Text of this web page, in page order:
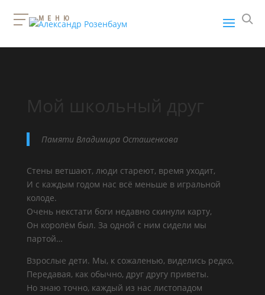
Мой школьный друг
Памяти Владимира Осташенкова
Стены ветшают, люди стареют, время уходит,
И с каждым годом нас всё меньше в игральной
колоде.
Очень некстати боги недавно скинули карту,
Он королём был. За одной с ним сидели мы
партой…
Взрослые дети. Мы, к сожаленью, виделись редко,
Передавая, как обычно, друг другу приветы.
Но знаю точно, каждый из нас листопадом
МЕНЮ